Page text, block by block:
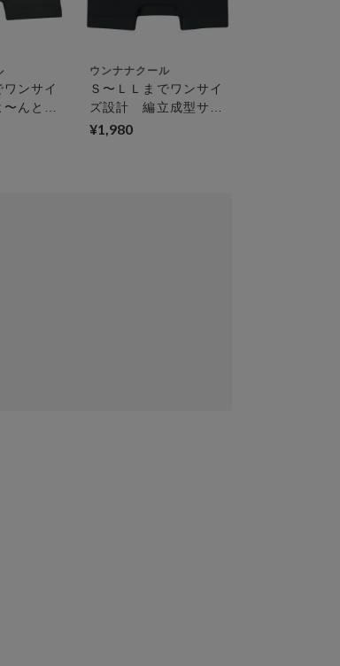
ワンサイ
んと伸
Ｂ４Ｎ
ウンナナクール
Ｓ〜ＬＬまでワンサイ
ズ設計 編立成型サニ
タリーショーツ Ｂ４
¥1,980